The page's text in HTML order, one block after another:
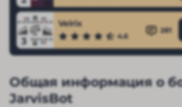
3
Velrix
4.6
281
Общая информация о
JarvisBot